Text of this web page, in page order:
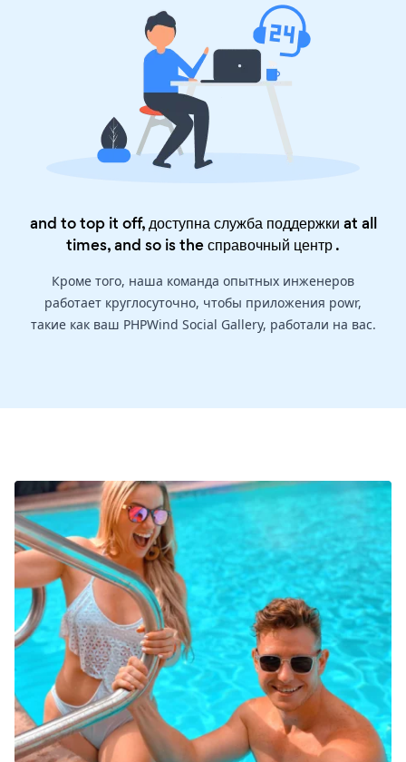
and to top it off, доступна служба поддержки at all
times, and so is theсправочный центр.
Кроме того, наша команда опытных инженеров
работает круглосуточно, чтобы приложения powr,
такие как ваш PHPWind Social Gallery, работали на вас.